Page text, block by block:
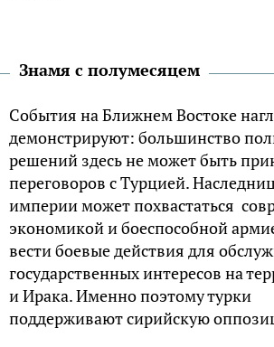
Знамя с полумесяцем
События на Ближнем Востоке
демонстрируют: большинство
решений здесь не может быть
переговоров с Турцией.
империи может похвастаться
экономикой и боеспособной
вести боевые действия для
государственных интересов на
и Ирака. Именно поэтому турки
поддерживают сирийскую